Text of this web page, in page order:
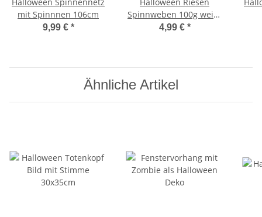
mit Spinnnen 106cm
9,99 € *
Spinnweben 100g weiss
mit 5 Spinnen
4,99 € *
Ähnliche Artikel